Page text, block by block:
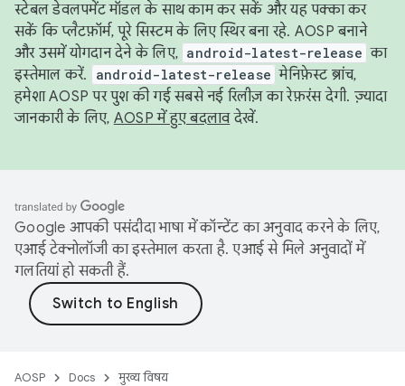
स्टेबल डेवलपमेंट मॉडल के साथ काम कर सकें और यह पक्का कर
सकें कि प्लैटफ़ॉर्म, पूरे सिस्टम के लिए स्थिर बना रहे. AOSP बनाने
और उसमें योगदान देने के लिए, android-latest-release का
इस्तेमाल करें.
android-latest-release मेनिफ़ेस्ट ब्रांच,
हमेशा AOSP पर पुश की गई सबसे नई रिलीज़ का रेफ़रंस देगी. ज़्यादा
जानकारी के लिए, AOSP में हुए बदलावदेखें.
Google आपकी पसंदीदा भाषा में कॉन्टेंट का अनुवाद करने के लिए,
एआई टेक्नोलॉजी का इस्तेमाल करता है. एआई से मिले अनुवादों में
गलतियां हो सकती हैं.
AOSP Docs मुख्य विषय